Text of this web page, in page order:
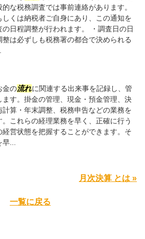
な税務調査では事前連絡があります。
くは納税者ご自身にあり、この通知を
日程調整が行われます。 ・調査日の日
は必ずしも税務署の都合で決められる
金の流れに関連する出来事を記録し、管
す。掛金の管理、現金・預金管理、決
算・年末調整、税務申告などの業務を
これらの経理業務を早く、正確に行う
営状態を把握することができます。そ
...
月次決算 とは »
一覧に戻る